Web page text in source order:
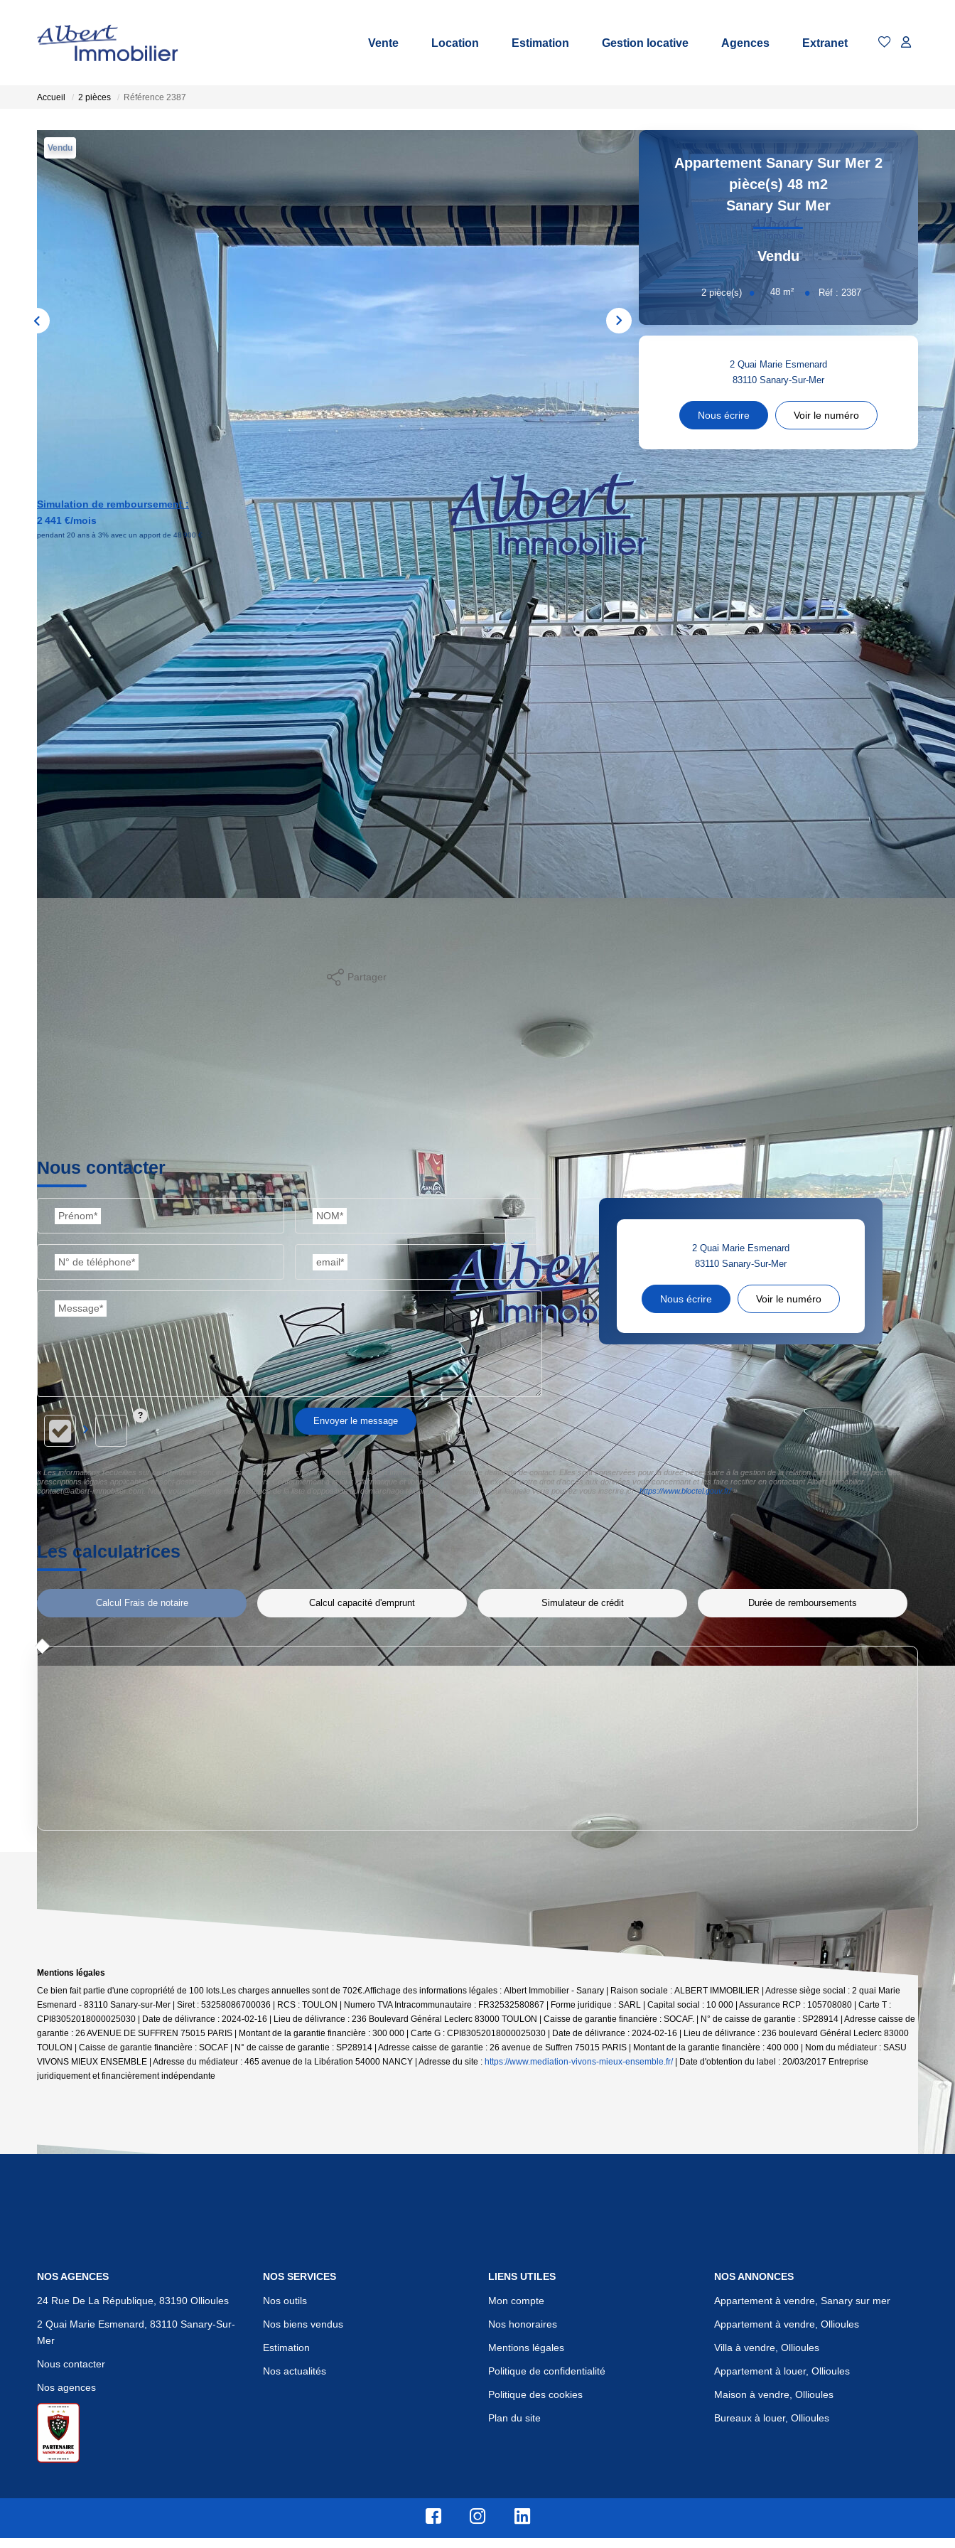
Vente Location Estimation Gestion locative Agences Extranet
Accueil 2 pièces Référence 2387
Vendu
Simulation de remboursement :
2 441 €/mois
pendant 20 ans à 3% avec un apport de 48 900 €
Réf : 2387
*** EXCLUSIVITE ***
SANARY SUR MER - LES BAUX
VUE MER PANORAMIQUE IMPRENABLE POUR CET APPARTEMENT T2 D'ENVIRON 48 M² AU 3EME ETAGE AVEC
ASCENSEUR DANS UNE RESIDENCE SECURISEE AVEC PARKING, SEJOUR AVEC CUISINE OUVRANT SUR UNE
TERRASSE D'ENVIRON 9M², UNE CHAMBRE AVEC PLACARDS, UN COIN NUIT AVEC 2 LITS SUPERPOSES, UNE
SALLE D'EAU, TOILETTES INDEPENDANTS, CAVE.
COUP DE COEUR ASSURÉ !!!
AU CALME,
DPE EN COURS
Les informations sur les risques auxquels ce Bien est exposé sont disponibles sur le site Géorisques www.georisques.gouv.fr
Partager
Appartement Sanary Sur Mer 2
pièce(s) 48 m2
Sanary Sur Mer
Vendu
2pièce(s) 48 m² Réf : 2387
2 Quai Marie Esmenard
83110 Sanary-Sur-Mer
Nous écrire Voir le numéro
Nous contacter
Prénom* NOM*
N° de téléphone* email*
Message*
Envoyer le message
2 Quai Marie Esmenard
83110 Sanary-Sur-Mer
Nous écrire Voir le numéro
« Les informations recueillies sur ce formulaire sont enregistrées dans un fichier informatisé par Albert Immobilier pour gérer votre demande de contact. Elles sont conservées pour la durée nécessaire à la gestion de la relation client dans le respect des
prescriptions légales applicables et sont destinées à nos conseillers Conformément à la loi « informatique et libertés », vous pouvez exercer votre droit d'accès aux données vous concernant et les faire rectifier en contactant Albert Immobilier
contact@albert-immobilier.com. Nous vous informons de l'existence de la liste d'opposition au démarchage téléphonique « Bloctel », sur laquelle vous pouvez vous inscrire ici :https://www.bloctel.gouv.fr/»
Les calculatrices
Calcul Frais de notaire Calcul capacité d'emprunt Simulateur de crédit Durée de remboursements
Mentions légales
Ce bien fait partie d'une copropriété de 100 lots.Les charges annuelles sont de 702€.Affichage des informations légales : Albert Immobilier - Sanary | Raison sociale : ALBERT IMMOBILIER | Adresse siège social : 2 quai Marie
Esmenard - 83110 Sanary-sur-Mer | Siret : 53258086700036 | RCS : TOULON | Numero TVA Intracommunautaire : FR32532580867 | Forme juridique : SARL | Capital social : 10 000 | Assurance RCP : 105708080 | Carte T :
CPI83052018000025030 | Date de délivrance : 2024-02-16 | Lieu de délivrance : 236 Boulevard Général Leclerc 83000 TOULON | Caisse de garantie financière : SOCAF. | N° de caisse de garantie : SP28914 | Adresse caisse de
garantie : 26 AVENUE DE SUFFREN 75015 PARIS | Montant de la garantie financière : 300 000 | Carte G : CPI83052018000025030 | Date de délivrance : 2024-02-16 | Lieu de délivrance : 236 boulevard Général Leclerc 83000
TOULON | Caisse de garantie financière : SOCAF | N° de caisse de garantie : SP28914 | Adresse caisse de garantie : 26 avenue de Suffren 75015 PARIS | Montant de la garantie financière : 400 000 | Nom du médiateur : SASU
VIVONS MIEUX ENSEMBLE | Adresse du médiateur : 465 avenue de la Libération 54000 NANCY | Adresse du site : https://www.mediation-vivons-mieux-ensemble.fr/| Date d'obtention du label : 20/03/2017 Entreprise
juridiquement et financièrement indépendante
NOS AGENCES
24 Rue De La République, 83190 Ollioules
2 Quai Marie Esmenard, 83110 Sanary-Sur-
Mer
Nous contacter
Nos agences
NOS SERVICES
Nos outils
Nos biens vendus
Estimation
Nos actualités
LIENS UTILES
Mon compte
Nos honoraires
Mentions légales
Politique de confidentialité
Politique des cookies
Plan du site
NOS ANNONCES
Appartement à vendre, Sanary sur mer
Appartement à vendre, Ollioules
Villa à vendre, Ollioules
Appartement à louer, Ollioules
Maison à vendre, Ollioules
Bureaux à louer, Ollioules